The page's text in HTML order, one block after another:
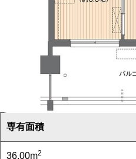
専有面積
36.00m2